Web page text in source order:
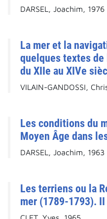
DARSEL, Joachim, 1976
La mer et la
quelques textes
du XIIe au XIVe
VILAIN-GANDOSSI,
Les conditions du
Moyen Âge dans
DARSEL, Joachim, 1963
Les terriens ou la
mer (1789-1793).